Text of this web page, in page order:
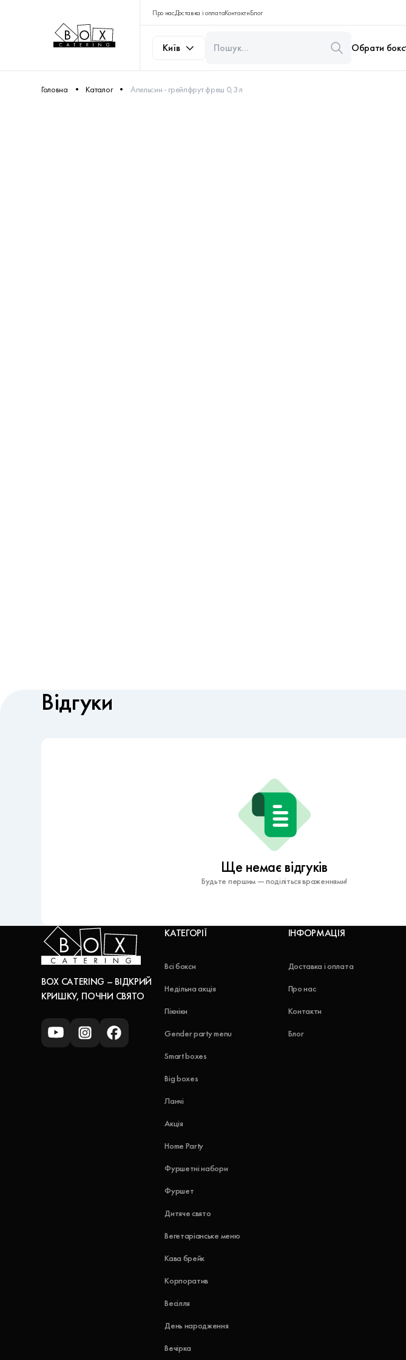
Про насДоставка і оплатаКонтактиБлог
Київ Обрати бокс
Головна Каталог Апельсин - грейпфрут фреш 0,3 л
Відгуки
Ще немає відгуків
Будьте першим — поділіться враженнями!
BOX CATERING – ВІДКРИЙ
КРИШКУ, ПОЧНИ СВЯТО
КАТЕГОРІЇ
Всі бокси
Недільна акція
Пікніки
Gender party menu
Smart boxes
Big boxes
Ланчі
Акція
Home Party
Фуршетні набори
Фуршет
Дитяче свято
Вегетаріанське меню
Кава брейк
Корпоратив
Весілля
День народження
Вечірка
ІНФОРМАЦІЯ
Доставка і оплата
Про нас
Контакти
Блог